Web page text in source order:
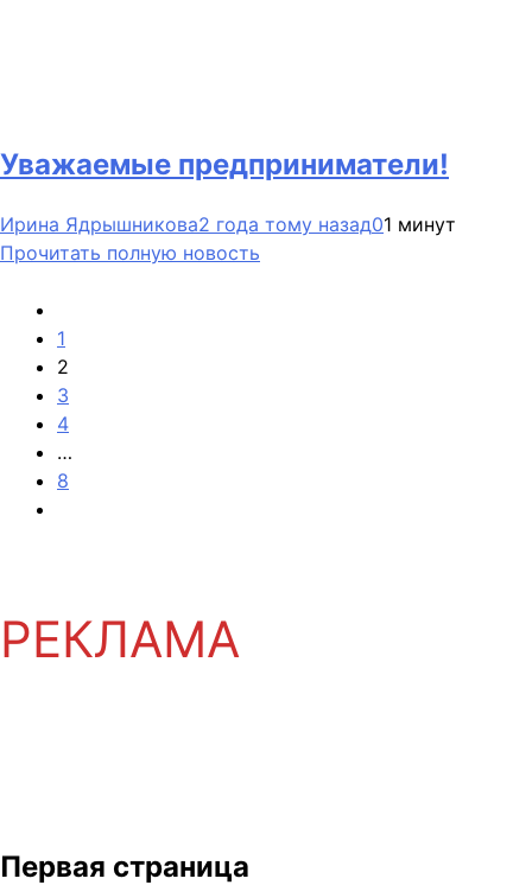
Уважаемые предприниматели!
Ирина Ядрышникова2 года тому назад01 минут
Прочитать полную новость
1
2
3
4
…
8
РЕКЛАМА
Первая страница